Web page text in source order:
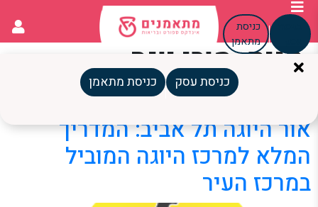
כניסת
מתאמן
כניסת עסק כניסת מתאמן
תגית:מורי יוגה
מקצועיים
אור היוגה תל אביב: המדריך
המלא למרכז היוגה המוביל
במרכז העיר